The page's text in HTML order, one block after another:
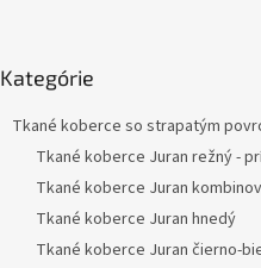
kategórie
Kategórie
Tkané koberce so strapatým
Tkané koberce Juran režný -
Tkané koberce Juran
Tkané koberce Juran hnedý
Tkané koberce Juran čierno-